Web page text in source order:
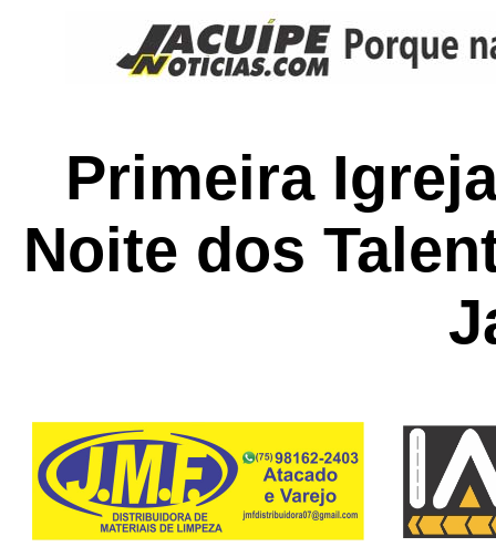
Primeira
Noite dos